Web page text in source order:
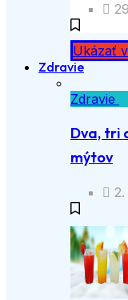
Ukázať
Zdravie
Zdravie
Dva, tri
mýtov